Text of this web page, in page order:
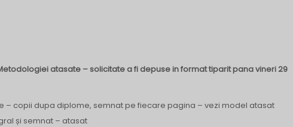
atasate – solicitate a fi depuse in format tiparit pana vineri 29
– copii dupa diplome, semnat pe fiecare pagina – vezi model atasat
și semnat – atasat